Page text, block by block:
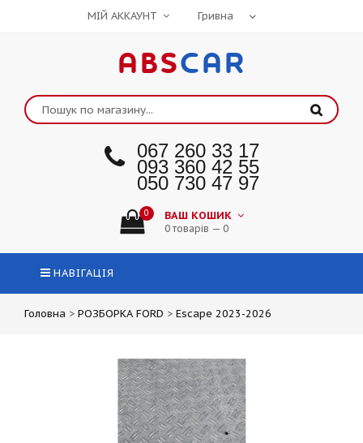
МІЙ АККАУНТ
ABSCAR
067 260 33 17
093 360 42 55
050 730 47 97
0 ВАШ КОШИК
0 товарів — 0
НАВІГАЦІЯ
Головна > РОЗБОРКА FORD > Escape 2023-2026